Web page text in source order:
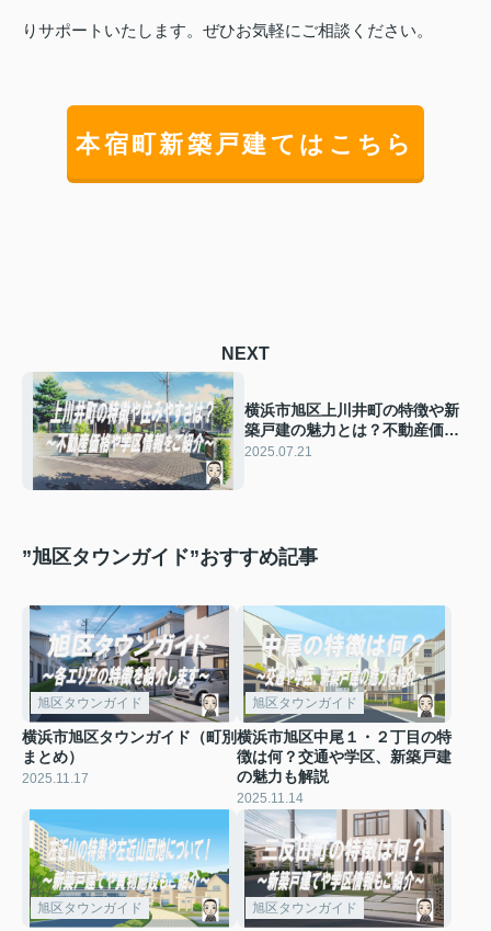
りサポートいたします。ぜひお気軽にご相談ください。
本宿町新築戸建てはこちら
NEXT
横浜市旭区上川井町の特徴や新
築戸建の魅力とは？不動産価格
や学区情報も紹介
2025.07.21
”旭区タウンガイド”おすすめ記事
旭区タウンガイド
横浜市旭区タウンガイド（町別
まとめ）
2025.11.17
旭区タウンガイド
横浜市旭区中尾１・２丁目の特
徴は何？交通や学区、新築戸建
の魅力も解説
2025.11.14
旭区タウンガイド 旭区タウンガイド